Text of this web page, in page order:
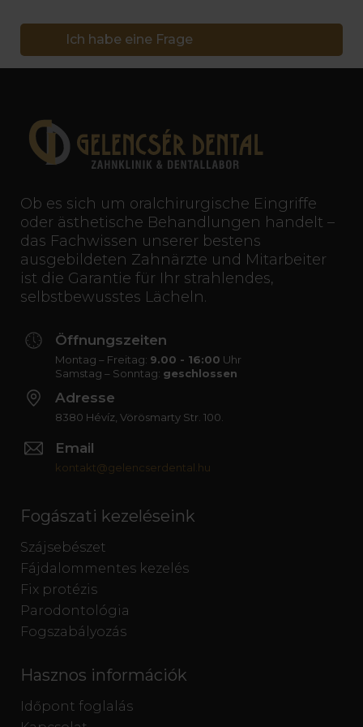
Ich habe eine Frage
Ob es sich um oralchirurgische Eingriffe
oder ästhetische Behandlungen handelt –
das Fachwissen unserer bestens
ausgebildeten Zahnärzte und Mitarbeiter
ist die Garantie für Ihr strahlendes,
selbstbewusstes Lächeln.
Öffnungszeiten
Montag – Freitag: 9.00 - 16:00 Uhr
Samstag – Sonntag: geschlossen
Adresse
8380 Hévíz, Vörösmarty Str. 100.
Email
kontakt@gelencserdental.hu
Fogászati kezeléseink
Szájsebészet
Fájdalommentes kezelés
Fix protézis
Parodontológia
Fogszabályozás
Hasznos információk
Időpont foglalás